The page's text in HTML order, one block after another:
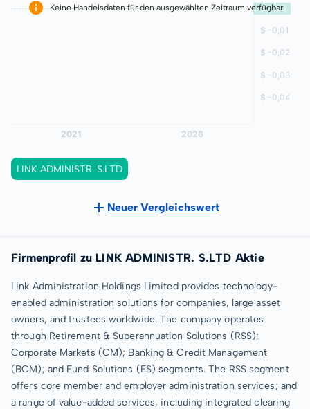
Keine Handelsdaten für den ausgewählten Zeitraum verfügbar
LINK ADMINISTR. S.LTD
Neuer Vergleichswert
Firmenprofil zu LINK ADMINISTR. S.LTD Aktie
Link Administration Holdings Limited provides technology-
enabled administration solutions for companies, large asset
owners, and trustees worldwide. The company operates
through Retirement & Superannuation Solutions (RSS);
Corporate Markets (CM); Banking & Credit Management
(BCM); and Fund Solutions (FS) segments. The RSS segment
offers core member and employer administration services; and
a range of value-added services, including integrated clearing